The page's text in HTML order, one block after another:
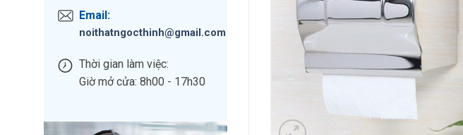
Email:
noithatngocthinh@gmail.com
Thời gian làm việc:
Giờ mở cửa: 8h00 - 17h30